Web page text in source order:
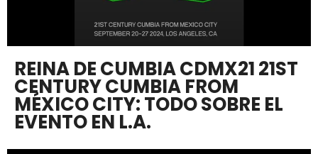
REINA DE CUMBIA CDMX21 21ST
CENTURY CUMBIA FROM
MÉXICO CITY: TODO SOBRE EL
EVENTO EN L.A.